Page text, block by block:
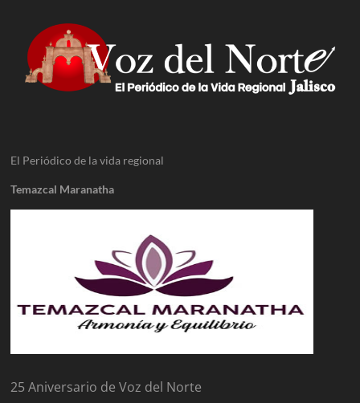
El Periódico de la vida regional
Temazcal Maranatha
25 Aniversario de Voz del Norte